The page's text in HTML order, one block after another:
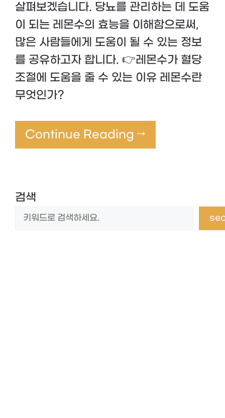
살펴보겠습니다. 당뇨를 관리하는 데 도움
이 되는 레몬수의 효능을 이해함으로써,
많은 사람들에게 도움이 될 수 있는 정보
를 공유하고자 합니다. 👉레몬수가 혈당
조절에 도움을 줄 수 있는 이유 레몬수란
무엇인가?
Continue Reading →
검색